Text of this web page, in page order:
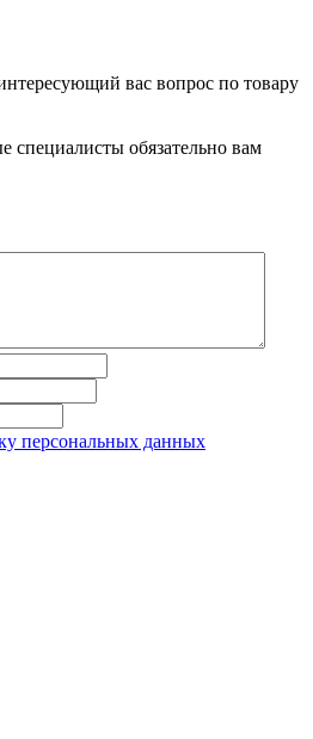
вас вопрос по товару
обязательно вам
персональных данных